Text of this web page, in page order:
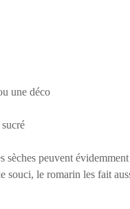
une déco
sèches peuvent
souci, le romarin les fait